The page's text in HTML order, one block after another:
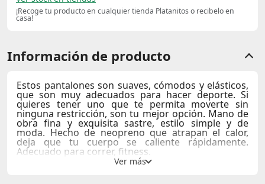
¡Recoge tu producto en cualquier tienda Platanitos o recibelo en
casa!
Información de producto
Estos pantalones son suaves, cómodos y elásticos,
que son muy adecuados para hacer deporte. Si
quieres tener uno que te permita moverte sin
ninguna restricción, son tu mejor opción. Mano de
obra fina y exquisita sastre, estilo simple y de
moda. Hecho de neopreno que atrapan el calor,
deja que tu cuerpo se caliente rápidamente.
Adecuado para correr, fitness.